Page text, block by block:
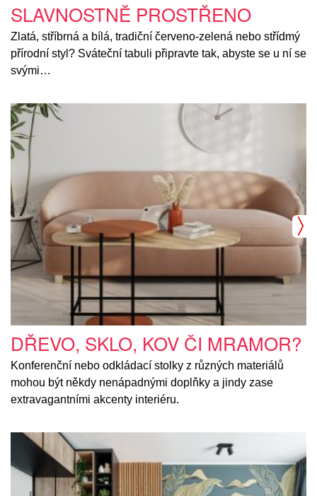
SLAVNOSTNĚ PROSTŘENO
Zlatá, stříbrná a bílá, tradiční červeno-zelená nebo střídmý
přírodní styl? Sváteční tabuli připravte tak, abyste se u ní se
svými…
DŘEVO, SKLO, KOV ČI MRAMOR?
Konferenční nebo odkládací stolky z různých materiálů
mohou být někdy nenápadnými doplňky a jindy zase
extravagantními akcenty interiéru.